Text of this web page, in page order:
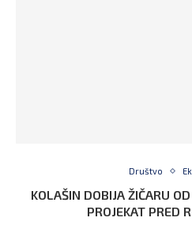
Društvo
KOLAŠIN DOBIJA ŽIČARU
PROJEKAT PRED